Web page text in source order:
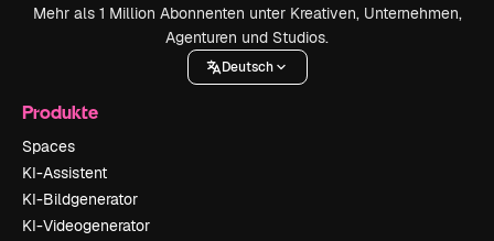
Mehr als 1 Million Abonnenten unter Kreativen, Unternehmen,
Agenturen und Studios.
Deutsch
Produkte
Spaces
KI-Assistent
KI-Bildgenerator
KI-Videogenerator